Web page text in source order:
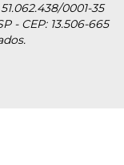
0001-35
- CEP: 13.506-665